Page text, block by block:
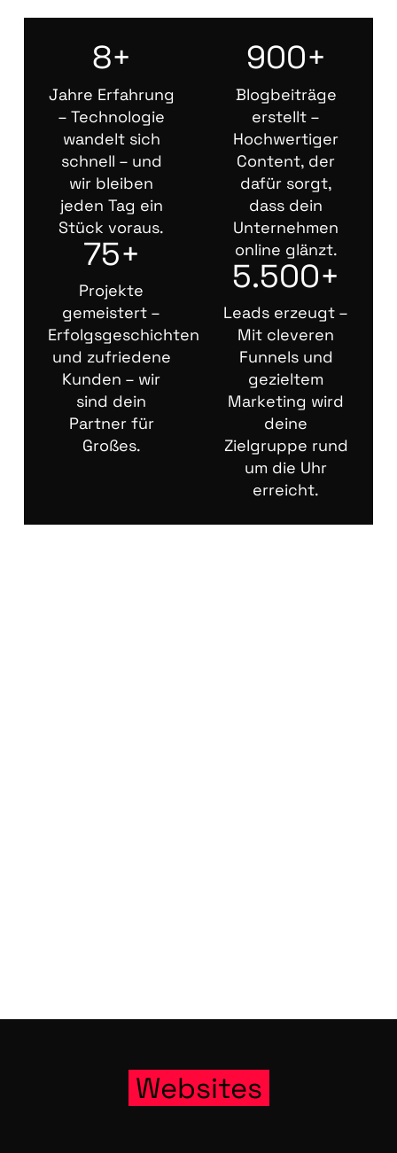
8+
Jahre Erfahrung
– Technologie
wandelt sich
schnell – und
wir bleiben
jeden Tag ein
Stück voraus.
75+
Projekte
gemeistert –
Erfolgsgeschichten
und zufriedene
Kunden – wir
sind dein
Partner für
Großes.
900+
Blogbeiträge
erstellt –
Hochwertiger
Content, der
dafür sorgt,
dass dein
Unternehmen
online glänzt.
5.500+
Leads erzeugt –
Mit cleveren
Funnels und
gezieltem
Marketing wird
deine
Zielgruppe rund
um die Uhr
erreicht.
Web­sites